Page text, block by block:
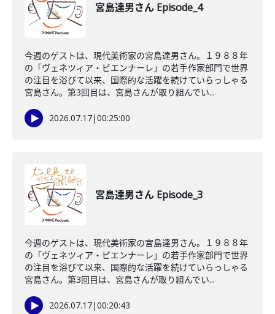
宮島達男さん Episode_4
今週のゲストは、現代美術家の宮島達男さん。１９８８年
の「ヴェネツィア・ビエンナーレ」の若手作家部門で世界
の注目を浴びて以来、国際的な活躍を続けていらっしゃる
宮島さん。第3回目は、宮島さんが取り組んでい...
2026.07.17|00:25:00
宮島達男さん Episode_3
今週のゲストは、現代美術家の宮島達男さん。１９８８年
の「ヴェネツィア・ビエンナーレ」の若手作家部門で世界
の注目を浴びて以来、国際的な活躍を続けていらっしゃる
宮島さん。第3回目は、宮島さんが取り組んでい...
2026.07.17|00:20:43